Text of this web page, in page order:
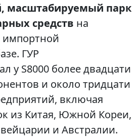
масштабируемый парк
средств на
импортной
ГУР
у S8000 более двадцати
и около тридцати
включая
из Китая, Южной Кореи,
и Австралии.